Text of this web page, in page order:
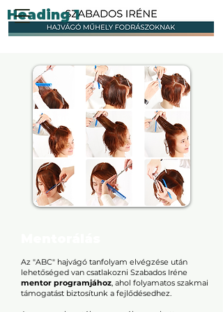
Heading 1
Az "ABC" hajvágó tanfolyam elvégzése után
lehetőséged van csatlakozni Szabados Iréne
mentor programjához, ahol folyamatos szakmai
támogatást biztosítunk a fejlődésedhez.